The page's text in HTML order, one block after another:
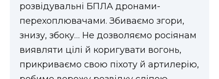
ФОТО
ВІДЕО
розвідувальні БПЛА дронами-
перехоплювачами. Збиваємо згори,
знизу, збоку… Не дозволяємо росіянам
виявляти цілі й коригувати вогонь,
прикриваємо свою піхоту й артилерію,